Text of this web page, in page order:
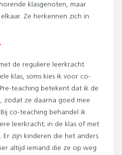
klasgenoten, maar
Ze herkennen zich in
de reguliere leerkracht.
klas, soms kies ik voor co-
teaching betekent dat ik de
zodat ze daarna goed mee
co-teaching behandel ik
leerkracht; in de klas of met
Er zijn kinderen die het anders
altijd iemand die ze op weg